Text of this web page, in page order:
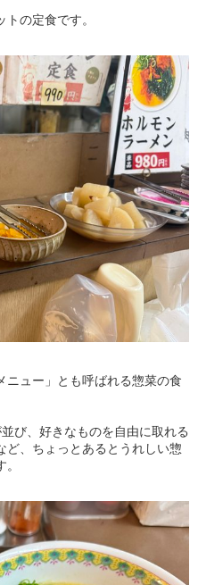
の定食です。
ニュー」とも呼ばれる惣菜の食
び、好きなものを自由に取れる
ど、ちょっとあるとうれしい惣